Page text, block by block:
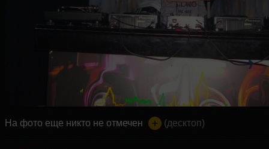
На фото еще никто не отмечен (десктоп)